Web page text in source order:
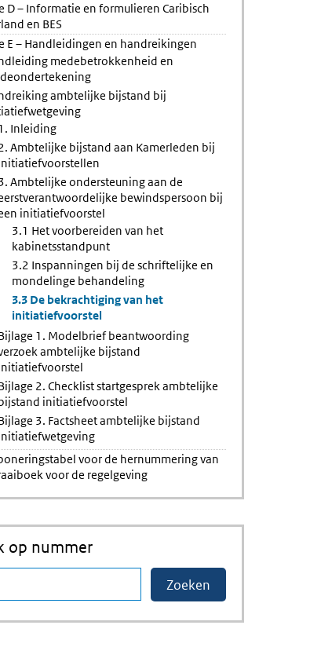
D – Informatie en formulieren Caribisch
en BES
E – Handleidingen en handreikingen
medebetrokkenheid en
ambtelijke bijstand bij
Inleiding
Ambtelijke bijstand aan Kamerleden bij
Ambtelijke ondersteuning aan de
bewindspersoon bij
initiatiefvoorstel
3.1 Het voorbereiden van het
kabinetsstandpunt
3.2 Inspanningen bij de schriftelijke en
mondelinge behandeling
3.3 De bekrachtiging van het
initiatiefvoorstel
1. Modelbrief beantwoording
ambtelijke bijstand
2. Checklist startgesprek ambtelijke
initiatiefvoorstel
3. Factsheet ambtelijke bijstand
voor de hernummering van
voor de regelgeving
op nummer